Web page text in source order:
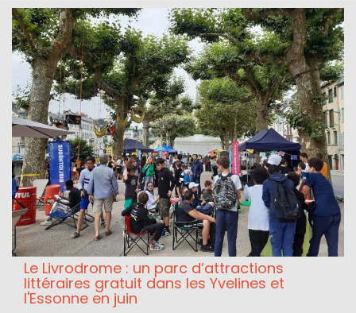
Le Livrodrome : un parc d’attractions
littéraires gratuit dans les Yvelines et
l'Essonne en juin